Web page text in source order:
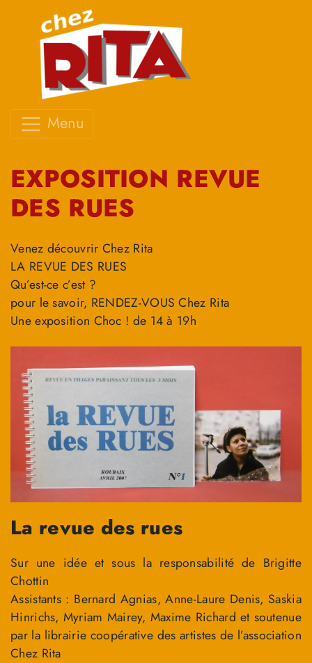
Menu
EXPOSITION REVUE
DES RUES
Venez découvrir Chez Rita
LA REVUE DES RUES
Qu’est-ce c’est ?
pour le savoir, RENDEZ-VOUS Chez Rita
Une exposition Choc ! de 14 à 19h
La revue des rues
Sur une idée et sous la responsabilité de Brigitte
Chottin
Assistants : Bernard Agnias, Anne-Laure Denis, Saskia
Hinrichs, Myriam Mairey, Maxime Richard et soutenue
par la librairie coopérative des artistes de l’association
Chez Rita